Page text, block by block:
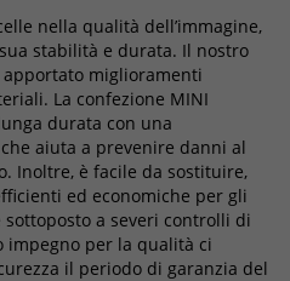
nella qualità dell’immagine,
stabilità e durata. Il nostro
miglioramenti
La confezione MINI
durata con una
aiuta a prevenire danni al
Inoltre, è facile da sostituire,
ed economiche per gli
a severi controlli di
impegno per la qualità ci
il periodo di garanzia del